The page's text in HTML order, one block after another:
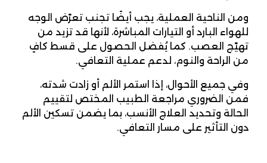
ومن الناحية العملية، يجب أيضًا تجنب تعرّض الوجه
للهواء البارد أو التيارات المباشرة، لأنها قد تزيد من
تهيّج العصب. كما يُفضل الحصول على قسط كافٍ
من الراحة والنوم، لدعم عملية التعافي.
وفي جميع الأحوال، إذا استمر الألم أو زادت شدته،
فمن الضروري مراجعة الطبيب المختص لتقييم
الحالة وتحديد العلاج الأنسب، بما يضمن تسكين الألم
دون التأثير على مسار التعافي.